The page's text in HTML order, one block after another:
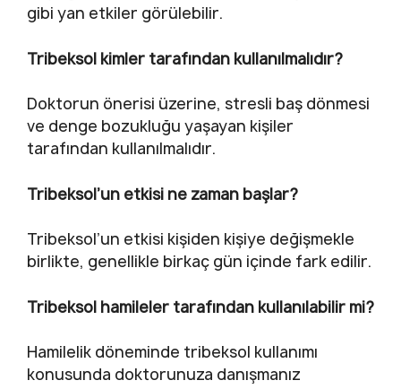
gibi yan etkiler görülebilir.
Tribeksol kimler tarafından kullanılmalıdır?
Doktorun önerisi üzerine, stresli baş dönmesi
ve denge bozukluğu yaşayan kişiler
tarafından kullanılmalıdır.
Tribeksol’un etkisi ne zaman başlar?
Tribeksol’un etkisi kişiden kişiye değişmekle
birlikte, genellikle birkaç gün içinde fark edilir.
Tribeksol hamileler tarafından kullanılabilir mi?
Hamilelik döneminde tribeksol kullanımı
konusunda doktorunuza danışmanız